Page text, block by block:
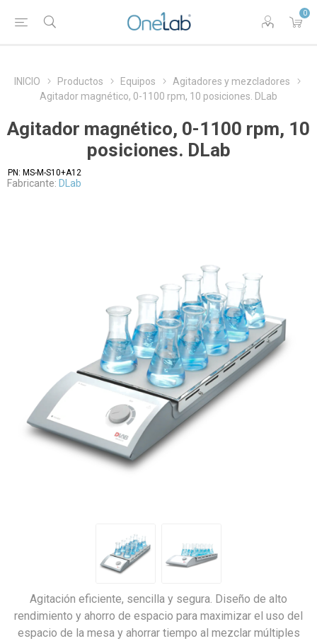
0
INICIO Productos Equipos
Agitadores y mezcladores
Agitador magnético, 0-1100 rpm, 10 posiciones. DLab
Agitador magnético, 0-1100 rpm, 10
posiciones. DLab
PN: MS-M-S10+A12
Fabricante: DLab
Agitación eficiente, sencilla y segura. Diseño de alto
rendimiento y ahorro de espacio para maximizar el uso del
espacio de la mesa y ahorrar tiempo al mezclar múltiples